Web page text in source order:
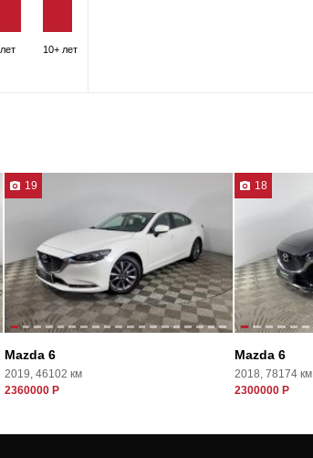
10+ лет
19
Mazda 6
2019, 46102 км
2360000 Р
18
Mazda 6
2018, 78174 км
2300000 Р